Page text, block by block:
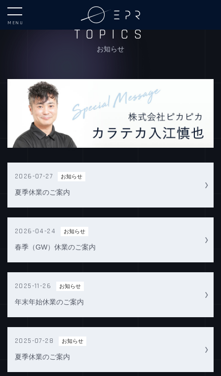
MENU
TOPICS
お知らせ
2026-07-27 お知らせ
夏季休業のご案内
2026-04-24 お知らせ
春季（GW）休業のご案内
2025-11-26 お知らせ
年末年始休業のご案内
2025-07-28 お知らせ
夏季休業のご案内